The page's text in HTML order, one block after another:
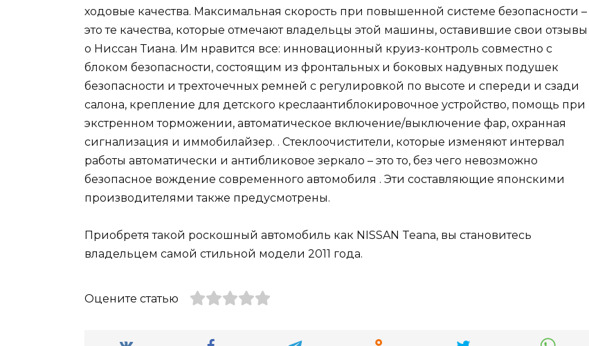
ходовые качества. Максимальная скорость при повышенной системе безопасности –
это те качества, которые отмечают владельцы этой машины, оставившие свои отзывы
о Ниссан Тиана. Им нравится все: инновационный круиз-контроль совместно с
блоком безопасности, состоящим из фронтальных и боковых надувных подушек
безопасности и трехточечных ремней с регулировкой по высоте и спереди и сзади
салона, крепление для детского креслаантиблокировочное устройство, помощь при
экстренном торможении, автоматическое включение/выключение фар, охранная
сигнализация и иммобилайзер. . Стеклоочистители, которые изменяют интервал
работы автоматически и антибликовое зеркало – это то, без чего невозможно
безопасное вождение современного автомобиля . Эти составляющие японскими
производителями также предусмотрены.
Приобретя такой роскошный автомобиль как NISSAN Teana, вы становитесь
владельцем самой стильной модели 2011 года.
Оцените статью